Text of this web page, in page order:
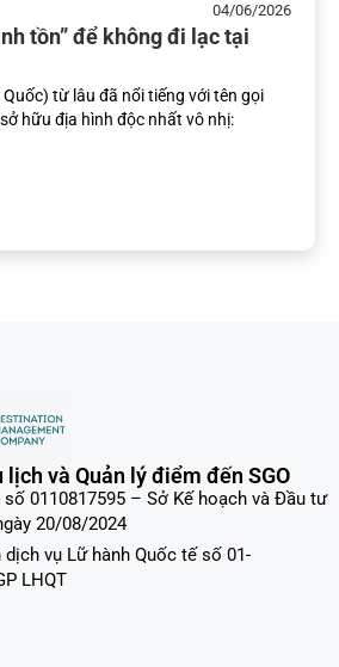
04/06/2026
tồn” để không đi lạc tại
từ lâu đã nổi tiếng với tên gọi
hữu địa hình độc nhất vô nhị:
lịch và Quản lý điểm đến SGO
0110817595 – Sở Kế hoạch và Đầu tư
20/08/2024
dịch vụ Lữ hành Quốc tế số 01-
LHQT